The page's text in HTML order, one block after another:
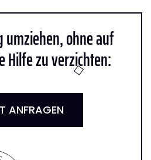
umziehen, ohne auf
Hilfe zu verzichten:
ANFRAGEN